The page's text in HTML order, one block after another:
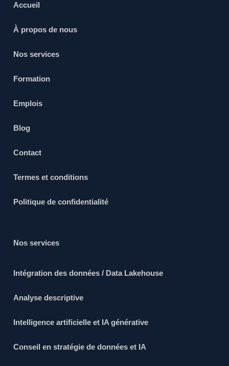
Accueil
À propos de nous
Nos services
Formation
Emplois
Blog
Contact
Termes et conditions
Politique de confidentialité
Nos services
Intégration des données / Data Lakehouse
Analyse descriptive
Intelligence artificielle et IA générative
Conseil en stratégie de données et IA